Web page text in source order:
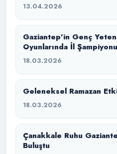
13.04.2026
Gaziantep’in Genç
Oyunlarında İl
18.03.2026
Geleneksel Ramazan
18.03.2026
Çanakkale Ruhu
Buluştu